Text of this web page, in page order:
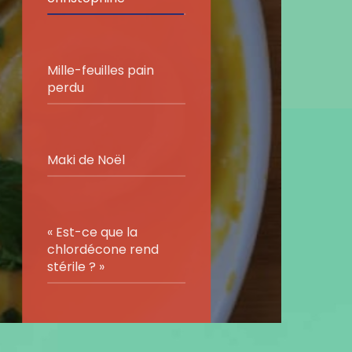
Mille-feuilles pain
perdu
Maki de Noël
« Est-ce que la
chlordécone rend
stérile ? »